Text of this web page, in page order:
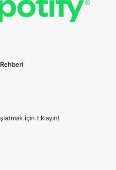
için tıklayın!